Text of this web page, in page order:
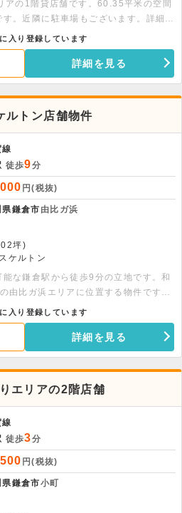
アの1階貸店舗です。60.35平米の空間
。近隣に駐車場もございます。詳細に
。入り登録しています
詳細を見る
ルトン店舗物件
徒歩9分
円(税抜)
鎌倉市 由比ガ浜
坪)
ケルトン
な鎌倉駅から徒歩9分の立地です。和
由比ガ浜エリアに位置する物件です。
上3階建ての1階部分で、広さは約10.02
す。諸条件のご相談などは、お気軽に
入り登録しています
詳細を見る
エリアの2階店舗
徒歩3分
円(税抜)
鎌倉市小町